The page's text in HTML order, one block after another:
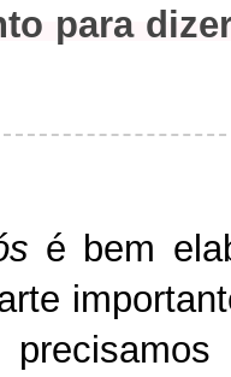
para
é bem